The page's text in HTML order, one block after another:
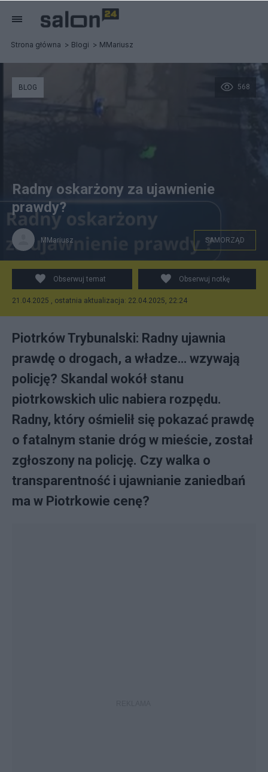
Strona główna Blogi MMariusz
568
BLOG
Radny oskarżony za ujawnienie
prawdy?
MMariusz SAMORZĄD
Obserwuj temat Obserwuj notkę
21.04.2025 , ostatnia aktualizacja: 22.04.2025, 22:24
Piotrków Trybunalski: Radny ujawnia
prawdę o drogach, a władze… wzywają
policję? Skandal wokół stanu
piotrkowskich ulic nabiera rozpędu.
Radny, który ośmielił się pokazać prawdę
o fatalnym stanie dróg w mieście, został
zgłoszony na policję. Czy walka o
transparentność i ujawnianie zaniedbań
ma w Piotrkowie cenę?